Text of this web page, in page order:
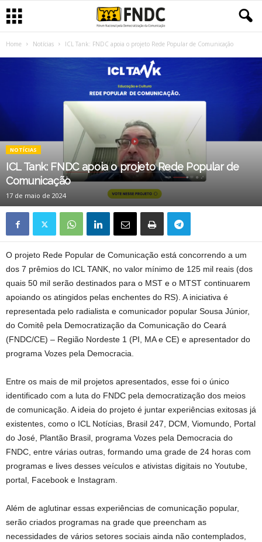
Home Notícias ICL Tank: FNDC apoia o projeto Rede Popular de Comunicação
NOTÍCIAS
ICL Tank: FNDC apoia o projeto Rede Popular de
Comunicação
17 de maio de 2024
O projeto Rede Popular de Comunicação está concorrendo a um
dos 7 prêmios do ICL TANK, no valor mínimo de 125 mil reais (dos
quais 50 mil serão destinados para o MST e o MTST continuarem
apoiando os atingidos pelas enchentes do RS). A iniciativa é
representada pelo radialista e comunicador popular Sousa Júnior,
do Comitê pela Democratização da Comunicação do Ceará
(FNDC/CE) – Região Nordeste 1 (PI, MA e CE) e apresentador do
programa Vozes pela Democracia.
Entre os mais de mil projetos apresentados, esse foi o único
identificado com a luta do FNDC pela democratização dos meios
de comunicação. A ideia do projeto é juntar experiências exitosas já
existentes, como o ICL Notícias, Brasil 247, DCM, Viomundo, Portal
do José, Plantão Brasil, programa Vozes pela Democracia do
FNDC, entre várias outras, formando uma grade de 24 horas com
programas e lives desses veículos e ativistas digitais no Youtube,
portal, Facebook e Instagram.
Além de aglutinar essas experiências de comunicação popular,
serão criados programas na grade que preencham as
necessidades de vários setores sociais ainda não contemplados,